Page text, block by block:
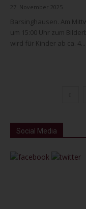
27. November 2025
Barsinghausen. Am
um 15:00 Uhr zum
wird für Kinder ab ca. 4...
Social Media